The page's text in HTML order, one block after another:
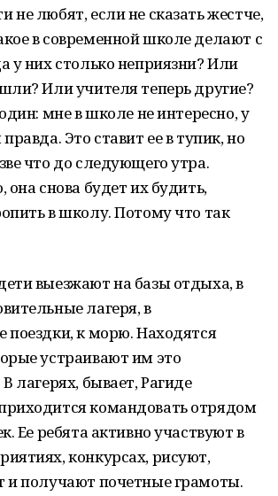
не любят, если не сказать жестче,
в современной школе делают с
у них столько неприязни? Или
Или учителя теперь другие?
мне в школе не интересно, у
Это ставит ее в тупик, но
что до следующего утра.
она снова будет их будить,
в школу. Потому что так
выезжают на базы отдыха, в
лагеря, в
поездки, к морю. Находятся
устраивают им это
лагерях, бывает, Рагиде
командовать отрядом
Ее ребята активно участвуют в
конкурсах, рисуют,
и получают почетные грамоты.